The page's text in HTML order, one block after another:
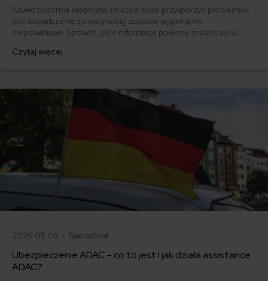
Nawet pozornie niegroźna stłuczka może przysporzyć problemów,
jeśli oświadczenie sprawcy kolizji zostanie wypełnione
nieprawidłowo. Sprawdź, jakie informacje powinny znaleźć się w
Czytaj więcej
2026.05.06 • Samochód
Ubezpieczenie ADAC – co to jest i jak działa assistance
ADAC?